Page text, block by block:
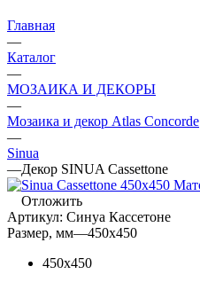
Главная
—
Каталог
—
МОЗАИКА И ДЕКОРЫ
—
Мозаика и декор Atlas Concorde
—
Sinua
—Декор SINUA Cassettone
Отложить
Артикул: Синуа Кассетоне
Размер, мм—450x450
450x450